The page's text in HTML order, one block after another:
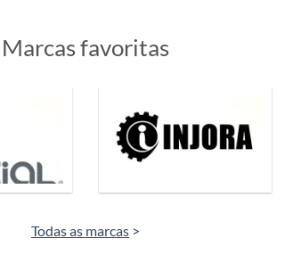
Marcas favoritas
Todas as marcas >